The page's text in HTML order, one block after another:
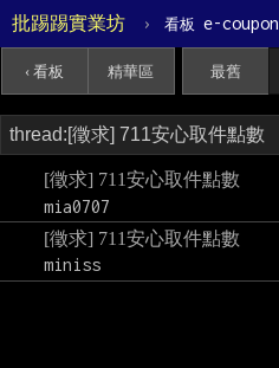
批踢踢實業坊 › 看板 e-coupon
‹ 看板 精華區 最舊
[徵求] 711安心取件點數
mia0707
[徵求] 711安心取件點數
miniss